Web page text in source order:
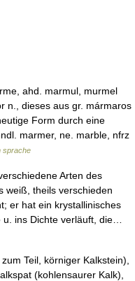
ahd. marmul, murmel
n., dieses aus gr. mármaros
Form durch eine
marmer, ne. marble, nfrz
sprache
Arten des
weiß, theils verschieden
er hat ein krystallinisches
ins Dichte verläuft, die…
Teil, körniger Kalkstein),
(kohlensaurer Kalk),